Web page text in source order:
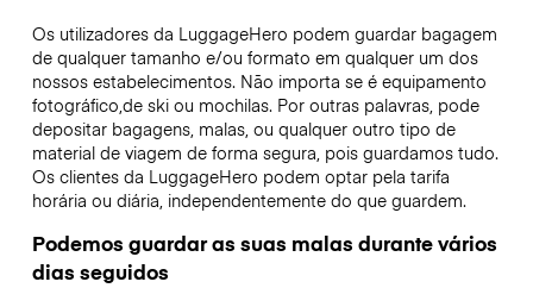
Os utilizadores da LuggageHero podem guardar bagagem
de qualquer tamanho e/ou formato em qualquer um dos
nossos estabelecimentos. Não importa se é equipamento
fotográfico,de ski ou mochilas. Por outras palavras, pode
depositar bagagens, malas, ou qualquer outro tipo de
material de viagem de forma segura, pois guardamos tudo.
Os clientes da LuggageHero podem optar pela tarifa
horária ou diária, independentemente do que guardem.
Podemos guardar as suas malas durante vários
dias seguidos